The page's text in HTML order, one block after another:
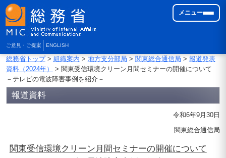
ご意見・ご提案 ENGLISH
メニュー
総務省トップ> 組織案内 > 地方支分部局 > 関東総合通信局 > 報道発表
資料（2024年）
> 関東受信環境クリーン月間セミナーの開催について
－テレビの電波障害事例を紹介－
報道資料
令和6年9月30日
関東総合通信局
関東受信環境クリーン月間セミナーの開催について